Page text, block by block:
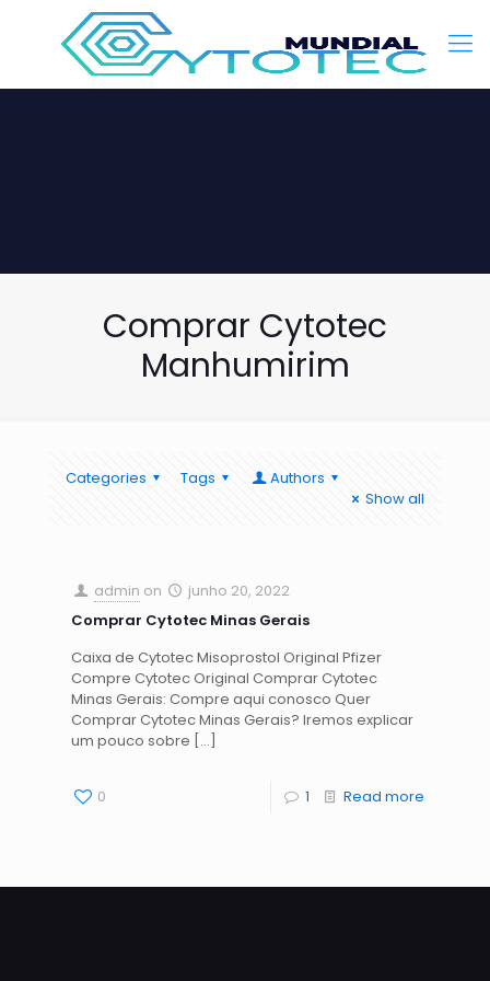
Comprar Cytotec
Manhumirim
Categories Tags
Authors
Show all
admin on
junho 20, 2022
Comprar Cytotec Minas Gerais
Caixa de Cytotec Misoprostol Original Pfizer
Compre Cytotec Original Comprar Cytotec
Minas Gerais: Compre aqui conosco Quer
Comprar Cytotec Minas Gerais? Iremos explicar
um pouco sobre […]
0 1 Read more